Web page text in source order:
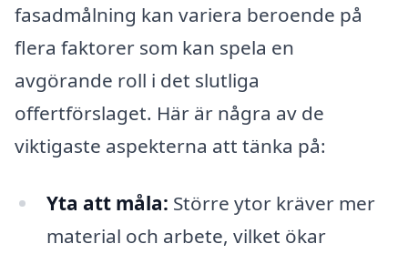
fasadmålning kan variera beroende på
flera faktorer som kan spela en
avgörande roll i det slutliga
offertförslaget. Här är några av de
viktigaste aspekterna att tänka på:
Yta att måla: Större ytor kräver mer
material och arbete, vilket ökar